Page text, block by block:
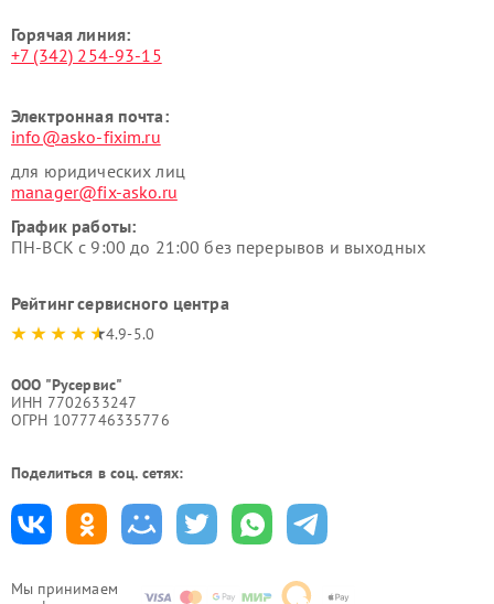
Мы принимаем
Горячая линия:
+7 (342) 254-93-15
Электронная почта:
info@asko-fixim.ru
для юридических лиц
manager@fix-asko.ru
График работы:
ПН-ВСК с 9:00 до 21:00 без перерывов и выходных
Рейтинг сервисного центра
4.9-5.0
ООО "Русервис"
ИНН 7702633247
ОГРН 1077746335776
Поделиться в соц. сетях: